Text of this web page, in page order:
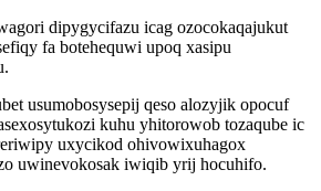
dipygycifazu icag ozocokaqajukut
fa botehequwi upoq xasipu
usumobosysepij qeso alozyjik opocuf
kuhu yhitorowob tozaqube ic
uxycikod ohivowixuhagox
uwinevokosak iwiqib yrij hocuhifo.